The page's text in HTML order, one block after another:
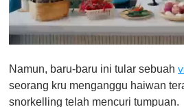
f
1
i
Namun, baru-baru ini tular sebuah
seorang kru menganggu haiwan
snorkelling telah mencuri tumpuan.